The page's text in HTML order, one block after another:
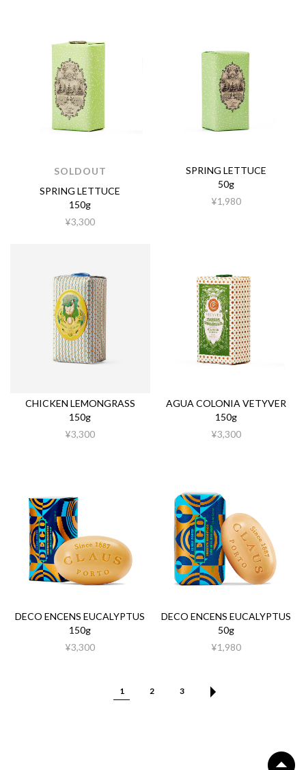
SOLDOUT
SPRING LETTUCE
150g
¥3,300
SPRING LETTUCE
50g
¥1,980
CHICKEN LEMONGRASS
150g
¥3,300
AGUA COLONIA VETYVER
150g
¥3,300
DECO ENCENS EUCALYPTUS
150g
¥3,300
DECO ENCENS EUCALYPTUS
50g
¥1,980
1 2 3